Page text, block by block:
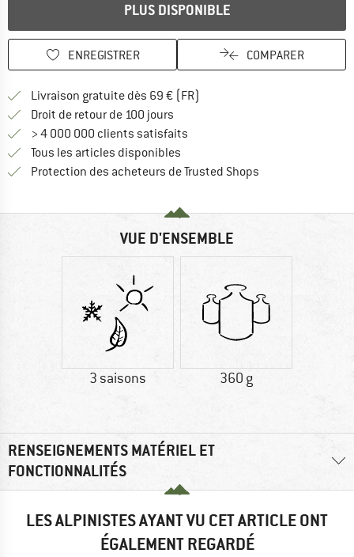
PLUS DISPONIBLE
ENREGISTRER COMPARER
Livraison gratuite dès 69 € (FR)
Droit de retour de 100 jours
> 4 000 000 clients satisfaits
Tous les articles disponibles
Protection des acheteurs de Trusted Shops
VUE D'ENSEMBLE
3 saisons 360 g
RENSEIGNEMENTS MATÉRIEL ET
FONCTIONNALITÉS
LES ALPINISTES AYANT VU CET ARTICLE ONT
ÉGALEMENT REGARDÉ